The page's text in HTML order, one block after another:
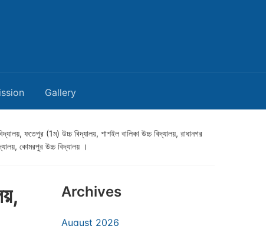
Gallery
ফতেপুর (1ম) উচ্চ বিদ্যালয়, শাশইল বালিকা উচ্চ বিদ্যালয়, রাধানগর
কোমরপুর উচ্চ বিদ্যালয় ।
Archives
August 2026